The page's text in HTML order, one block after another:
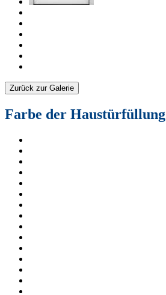
Zurück zur Galerie
Farbe der Haustürfüllung